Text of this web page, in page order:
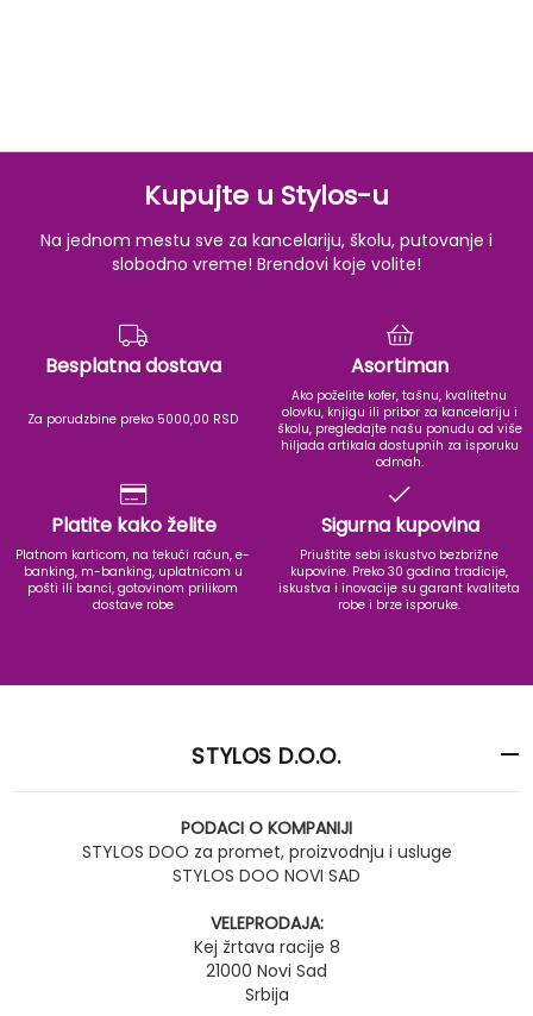
Kupujte u Stylos-u
Na jednom mestu sve za kancelariju, školu, putovanje i
slobodno vreme! Brendovi koje volite!
Besplatna dostava
Za porudzbine preko 5000,00 RSD
Asortiman
Ako poželite kofer, tašnu, kvalitetnu
olovku, knjigu ili pribor za kancelariju i
školu, pregledajte našu ponudu od više
hiljada artikala dostupnih za isporuku
odmah.
Platite kako želite
Platnom karticom, na tekući račun, e-
banking, m-banking, uplatnicom u
pošti ili banci, gotovinom prilikom
dostave robe
Sigurna kupovina
Priuštite sebi iskustvo bezbrižne
kupovine. Preko 30 godina tradicije,
iskustva i inovacije su garant kvaliteta
robe i brze isporuke.
STYLOS D.O.O.
PODACI O KOMPANIJI
STYLOS DOO za promet, proizvodnju i usluge
STYLOS DOO NOVI SAD
VELEPRODAJA:
Kej žrtava racije 8
21000 Novi Sad
Srbija